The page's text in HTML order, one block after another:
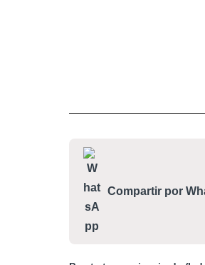
Compartir por